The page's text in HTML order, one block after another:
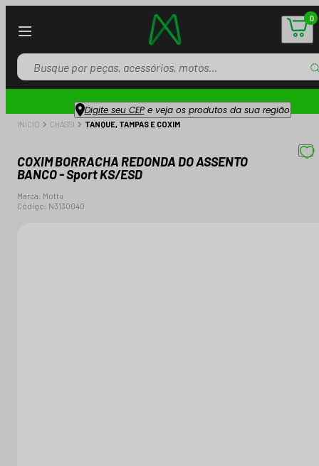
0
Digite seu CEPe veja os produtos da sua região
INÍCIO CHASSI TANQUE, TAMPAS E COXIM
COXIM BORRACHA REDONDA DO ASSENTO
BANCO - Sport KS/ESD
Marca: Mottu
Código: N3130040